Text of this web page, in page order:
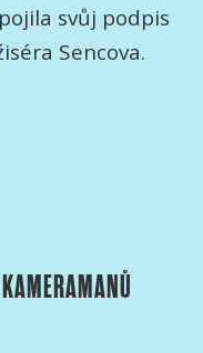
svůj podpis
Sencova.